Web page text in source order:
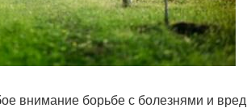
внимание борьбе с болезнями и